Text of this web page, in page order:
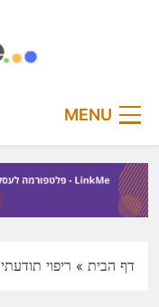
MENU
דף הבית » ריפוי תודעתי